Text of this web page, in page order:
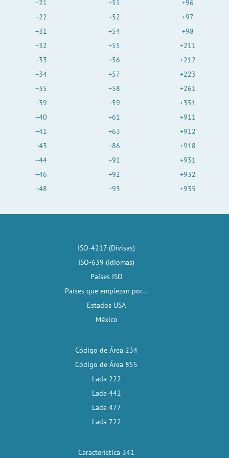
e
o
+21
+22
+31
+32
+33
+34
+35
+39
+40
+41
+43
+44
+46
+48
+51
+52
+54
+55
+56
+57
+58
+59
+61
+63
+86
+91
+92
+93
+96
+97
+98
+211
+212
+223
+261
+351
+911
+912
+918
+931
+932
+935
ISO-4217 (Divisas)
ISO-639 (Idiomas)
Países ISO
Países que empiezan por...
Estados USA
México
Código de Área 234
Código de Área 855
Lada 222
Lada 442
Lada 477
Lada 722
Característica 341